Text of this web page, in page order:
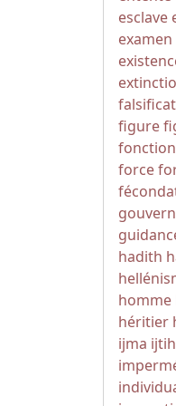
esclave
figure
fonction
force
hadith
homme
héritier
ijma